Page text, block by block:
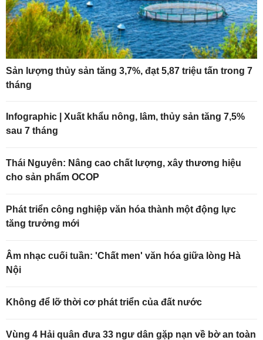
Sản lượng thủy sản tăng 3,7%, đạt 5,87 triệu tấn trong 7
tháng
Infographic | Xuất khẩu nông, lâm, thủy sản tăng 7,5%
sau 7 tháng
Thái Nguyên: Nâng cao chất lượng, xây thương hiệu
cho sản phẩm OCOP
Phát triển công nghiệp văn hóa thành một động lực
tăng trưởng mới
Âm nhạc cuối tuần: 'Chất men' văn hóa giữa lòng Hà
Nội
Không để lỡ thời cơ phát triển của đất nước
Vùng 4 Hải quân đưa 33 ngư dân gặp nạn về bờ an toàn